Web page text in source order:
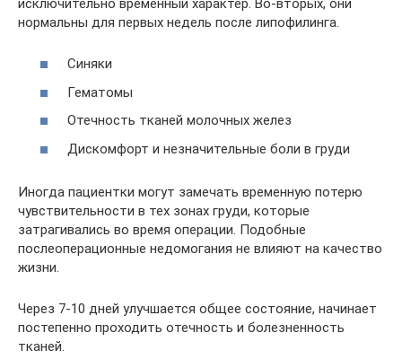
нормальны для первых недель после липофилинга.
Синяки
Гематомы
Отечность тканей молочных желез
Дискомфорт и незначительные боли в груди
Иногда пациентки могут замечать временную потерю
чувствительности в тех зонах груди, которые
затрагивались во время операции. Подобные
послеоперационные недомогания не влияют на качество
жизни.
Через 7-10 дней улучшается общее состояние, начинает
постепенно проходить отечность и болезненность
тканей.